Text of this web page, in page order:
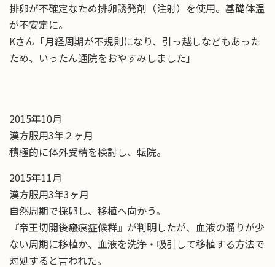
排卵が不確定なため排卵誘発剤（注射）を使用。基礎体温
が不安定に。
Kさん「月経周期が不規則になり、引っ越しなどもあった
ため、いったん通院をおやすみしました」
2015年10月
漢方服用3年２ヶ月
積極的に体外受精を検討し、転院。
2015年11月
漢方服用3年3ヶ月
自然周期で採卵し、移植へ向かう。
『帝王切開後瘢痕症候群』が判明したが、血液の溜りが少
ない周期に移植か、血液を洗浄・吸引して移植する方法で
対処すると言われた。